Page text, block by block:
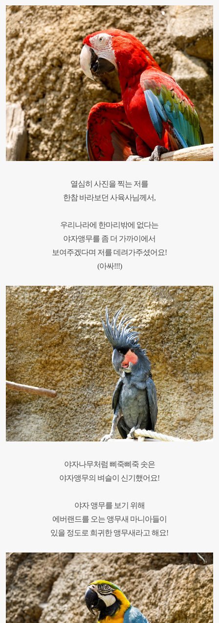
열심히 사진을 찍는 저를
한참 바라보던 사육사님께서,
우리나라에 한마리밖에 없다는
야자앵무를 좀 더 가까이에서
보여주겠다며 저를 데려가주셨어요!
(아싸!!!)
야자나무처럼 삐죽삐죽 솟은
야자앵무의 벼슬이 신기했어요!
야자 앵무를 보기 위해
에버랜드를 오는 앵무새 마니아들이
있을 정도로 희귀한 앵무새라고 해요!